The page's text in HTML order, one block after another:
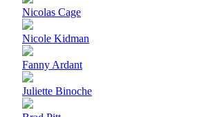
Nicolas Cage
Nicole Kidman
Fanny Ardant
Juliette Binoche